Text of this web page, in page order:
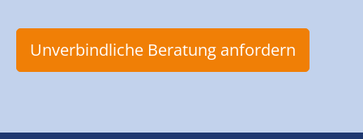
Unverbindliche Beratung anfordern